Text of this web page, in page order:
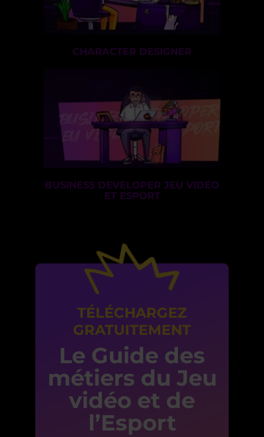
CHARACTER DESIGNER
BUSINESS DEVELOPER JEU VIDÉO
ET ESPORT
TÉLÉCHARGEZ
GRATUITEMENT
Le Guide des
métiers du Jeu
vidéo et de
l’Esport